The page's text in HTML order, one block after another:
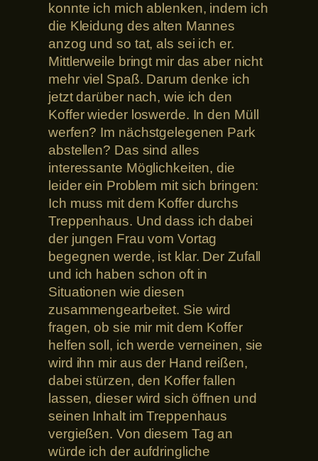
konnte ich mich ablenken, indem ich
die Kleidung des alten Mannes
anzog und so tat, als sei ich er.
Mittlerweile bringt mir das aber nicht
mehr viel Spaß. Darum denke ich
jetzt darüber nach, wie ich den
Koffer wieder loswerde. In den Müll
werfen? Im nächstgelegenen Park
abstellen? Das sind alles
interessante Möglichkeiten, die
leider ein Problem mit sich bringen:
Ich muss mit dem Koffer durchs
Treppenhaus. Und dass ich dabei
der jungen Frau vom Vortag
begegnen werde, ist klar. Der Zufall
und ich haben schon oft in
Situationen wie diesen
zusammengearbeitet. Sie wird
fragen, ob sie mir mit dem Koffer
helfen soll, ich werde verneinen, sie
wird ihn mir aus der Hand reißen,
dabei stürzen, den Koffer fallen
lassen, dieser wird sich öffnen und
seinen Inhalt im Treppenhaus
vergießen. Von diesem Tag an
würde ich der aufdringliche